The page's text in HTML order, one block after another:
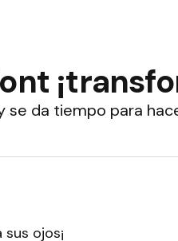
se da tiempo para